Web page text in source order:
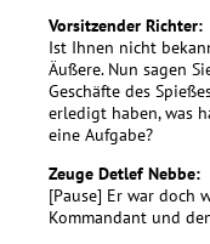
Vorsitzender Richter:
Ist Ihnen nicht
Äußere. Nun sagen
Geschäfte des
erledigt haben, was
eine Aufgabe?
Zeuge Detlef Nebbe:
[Pause] Er war doch
Kommandant und